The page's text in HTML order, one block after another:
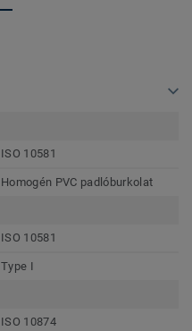
ISO 10581
Homogén PVC padlóburkolat
ISO 10581
Type I
ISO 10874